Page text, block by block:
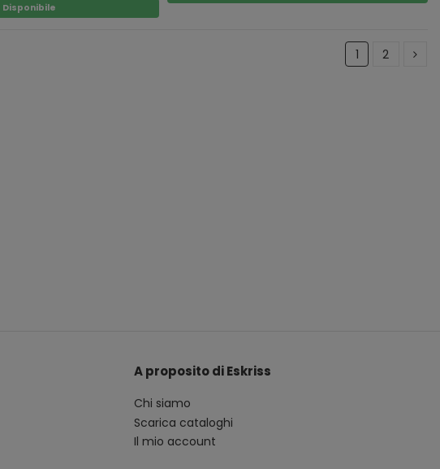
Disponibile
1 2
A proposito di Eskriss
Chi siamo
Scarica cataloghi
Il mio account